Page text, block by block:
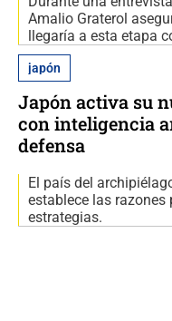
Amalio Graterol
llegaría a esta etapa
japón
Japón activa su
con inteligencia
defensa
El país del
establece las razones
estrategias.